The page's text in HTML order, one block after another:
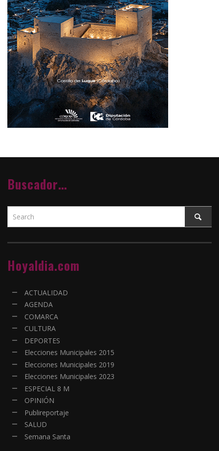
Buscador…
Hoyaldia.com
ACTUALIDAD
AGENDA
COMARCA
CULTURA
DEPORTES
Elecciones Municipales 2015
Elecciones Municipales 2019
Elecciones Municipales 2023
ESPECIAL 8 M
OPINIÓN
Publireportaje
SALUD
Semana Santa